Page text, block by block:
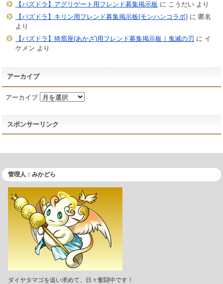
【パズドラ】アグリゲート用フレンド募集掲示板 に こうだいより
【パズドラ】キリン用フレンド募集掲示板(モンハンコラボ)に 匿名
より
【パズドラ】猗窩座(あかざ)用フレンド募集掲示板｜鬼滅の刃 に イ
ケメン より
アーカイブ
アーカイブ
スポンサーリンク
管理人：みかどら
ダイヤタマゴを追い求めて、日々奮闘中です！